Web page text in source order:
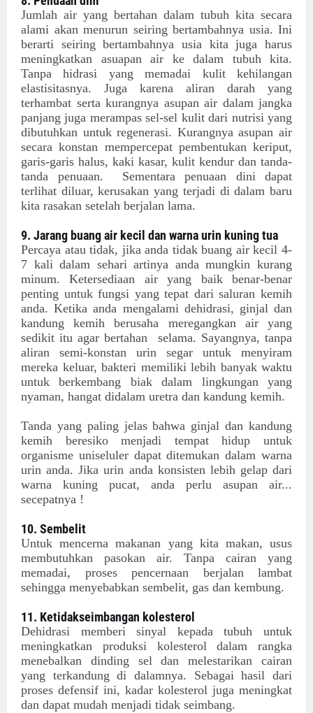
Jumlah air yang bertahan dalam tubuh kita secara
alami akan menurun seiring bertambahnya usia. Ini
berarti seiring bertambahnya usia kita juga harus
meningkatkan asuapan air ke dalam tubuh kita.
Tanpa hidrasi yang memadai kulit kehilangan
elastisitasnya. Juga karena aliran darah yang
terhambat serta kurangnya asupan air dalam jangka
panjang juga merampas sel-sel kulit dari nutrisi yang
dibutuhkan untuk regenerasi. Kurangnya asupan air
secara konstan mempercepat pembentukan keriput,
garis-garis halus, kaki kasar, kulit kendur dan tanda-
tanda penuaan. Sementara penuaan dini dapat
terlihat diluar, kerusakan yang terjadi di dalam baru
kita rasakan setelah berjalan lama.
9. Jarang buang air kecil dan warna urin kuning tua
Percaya atau tidak, jika anda tidak buang air kecil 4-
7 kali dalam sehari artinya anda mungkin kurang
minum. Ketersediaan air yang baik benar-benar
penting untuk fungsi yang tepat dari saluran kemih
anda. Ketika anda mengalami dehidrasi, ginjal dan
kandung kemih berusaha meregangkan air yang
sedikit itu agar bertahan selama. Sayangnya, tanpa
aliran semi-konstan urin segar untuk menyiram
mereka keluar, bakteri memiliki lebih banyak waktu
untuk berkembang biak dalam lingkungan yang
nyaman, hangat didalam uretra dan kandung kemih.
Tanda yang paling jelas bahwa ginjal dan kandung
kemih beresiko menjadi tempat hidup untuk
organisme uniseluler dapat ditemukan dalam warna
urin anda. Jika urin anda konsisten lebih gelap dari
warna kuning pucat, anda perlu asupan air...
secepatnya !
10. Sembelit
Untuk mencerna makanan yang kita makan, usus
membutuhkan pasokan air. Tanpa cairan yang
memadai, proses pencernaan berjalan lambat
sehingga menyebabkan sembelit, gas dan kembung.
11. Ketidakseimbangan kolesterol
Dehidrasi memberi sinyal kepada tubuh untuk
meningkatkan produksi kolesterol dalam rangka
menebalkan dinding sel dan melestarikan cairan
yang terkandung di dalamnya. Sebagai hasil dari
proses defensif ini, kadar kolesterol juga meningkat
dan dapat mudah menjadi tidak seimbang.